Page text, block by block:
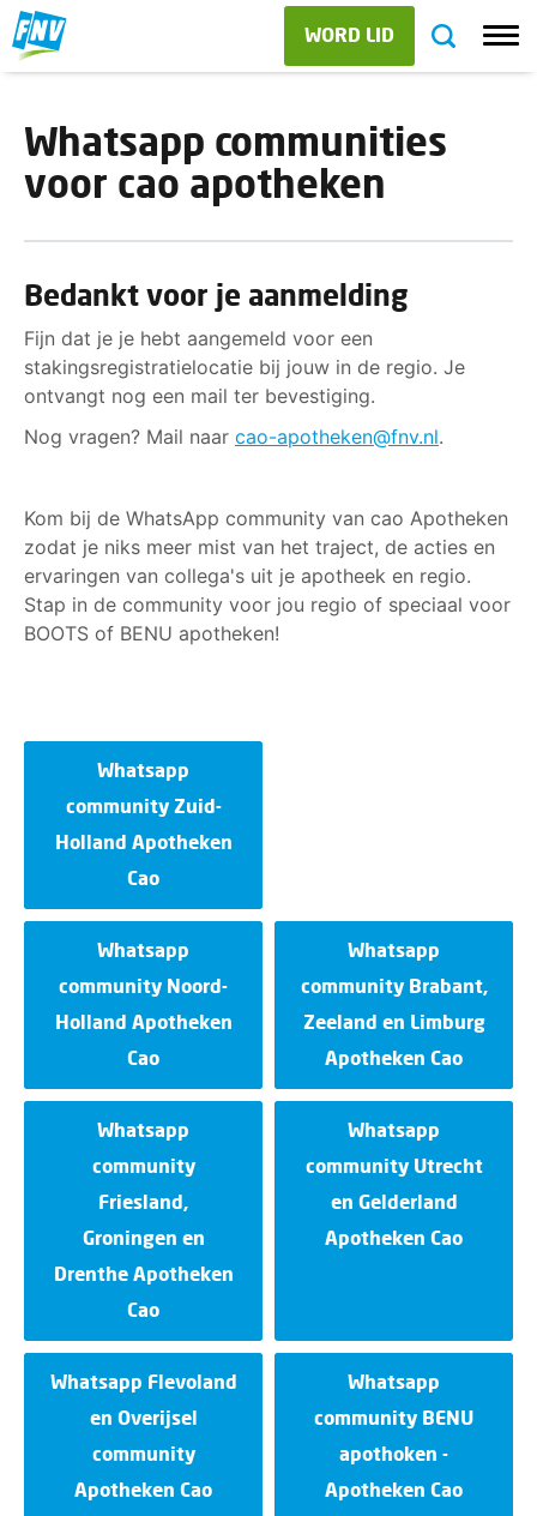
WORD LID
Whatsapp communities
voor cao apotheken
Bedankt voor je aanmelding
Fijn dat je je hebt aangemeld voor een
stakingsregistratielocatie bij jouw in de regio. Je
ontvangt nog een mail ter bevestiging.
Nog vragen? Mail naar cao-apotheken@fnv.nl.
Kom bij de WhatsApp community van cao Apotheken
zodat je niks meer mist van het traject, de acties en
ervaringen van collega's uit je apotheek en regio.
Stap in de community voor jou regio of speciaal voor
BOOTS of BENU apotheken!
Whatsapp
community Zuid-
Holland Apotheken
Cao
Whatsapp
community Noord-
Holland Apotheken
Cao
Whatsapp
community Brabant,
Zeeland en Limburg
Apotheken Cao
Whatsapp
community
Friesland,
Groningen en
Drenthe Apotheken
Cao
Whatsapp
community Utrecht
en Gelderland
Apotheken Cao
Whatsapp Flevoland
en Overijsel
community
Apotheken Cao
Whatsapp
community BENU
apothoken -
Apotheken Cao